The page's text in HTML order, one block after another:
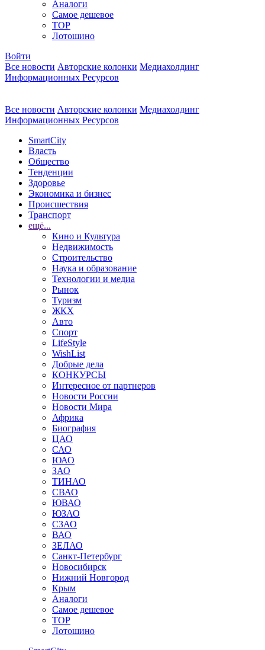
Аналоги
Самое дешевое
TOP
Лотошино
Войти
Все новости Авторские колонки Медиахолдинг
Информационных Ресурсов
Все новости Авторские колонки Медиахолдинг
Информационных Ресурсов
SmartCity
Власть
Общество
Тенденции
Здоровье
Экономика и бизнес
Происшествия
Транспорт
ещё...
Кино и Культура
Недвижимость
Строительство
Наука и образование
Технологии и медиа
Рынок
Туризм
ЖКХ
Авто
Спорт
LifeStyle
WishList
Добрые дела
КОНКУРСЫ
Интересное от партнеров
Новости России
Новости Мира
Африка
Биография
ЦАО
САО
ЮАО
ЗАО
ТИНАО
СВАО
ЮВАО
ЮЗАО
СЗАО
ВАО
ЗЕЛАО
Санкт-Петербург
Новосибирск
Нижний Новгород
Крым
Аналоги
Самое дешевое
TOP
Лотошино